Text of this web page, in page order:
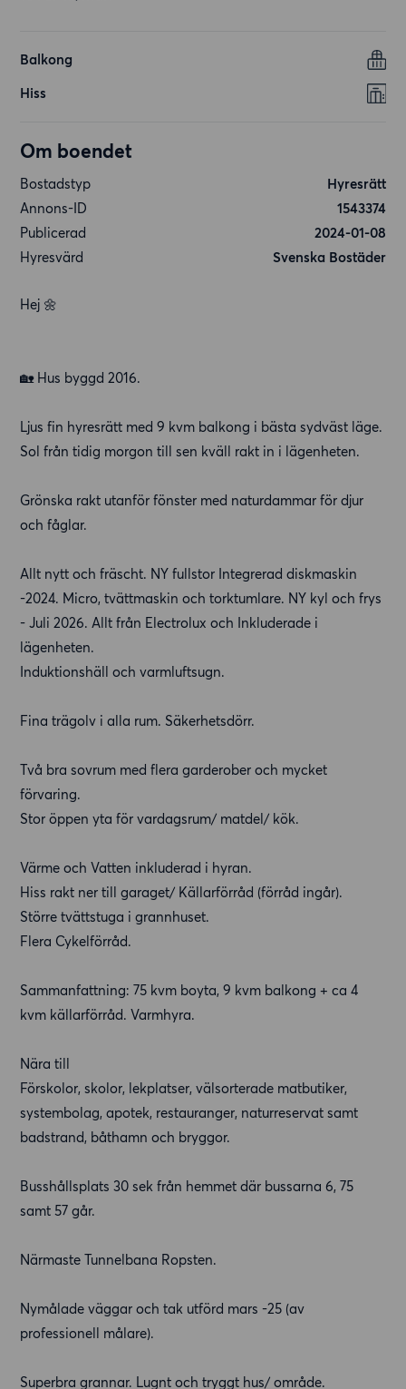
Balkong
Hiss
Om boendet
Bostadstyp
Hyresrätt
Annons-ID
1543374
Publicerad
2024-01-08
Hyresvärd
Svenska Bostäder
Hej 🌼
🏡 Hus byggd 2016.
Ljus fin hyresrätt med 9 kvm balkong i bästa sydväst läge.
Sol från tidig morgon till sen kväll rakt in i lägenheten.
Grönska rakt utanför fönster med naturdammar för djur
och fåglar.
Allt nytt och fräscht. NY fullstor Integrerad diskmaskin
-2024. Micro, tvättmaskin och torktumlare. NY kyl och frys
- Juli 2026. Allt från Electrolux och Inkluderade i
lägenheten.
Induktionshäll och varmluftsugn.
Fina trägolv i alla rum. Säkerhetsdörr.
Två bra sovrum med flera garderober och mycket
förvaring.
Stor öppen yta för vardagsrum/ matdel/ kök.
Värme och Vatten inkluderad i hyran.
Hiss rakt ner till garaget/ Källarförråd (förråd ingår).
Större tvättstuga i grannhuset.
Flera Cykelförråd.
Sammanfattning: 75 kvm boyta, 9 kvm balkong + ca 4
kvm källarförråd. Varmhyra.
Nära till
Förskolor, skolor, lekplatser, välsorterade matbutiker,
systembolag, apotek, restauranger, naturreservat samt
badstrand, båthamn och bryggor.
Busshållsplats 30 sek från hemmet där bussarna 6, 75
samt 57 går.
Närmaste Tunnelbana Ropsten.
Nymålade väggar och tak utförd mars -25 (av
professionell målare).
Superbra grannar. Lugnt och tryggt hus/ område.